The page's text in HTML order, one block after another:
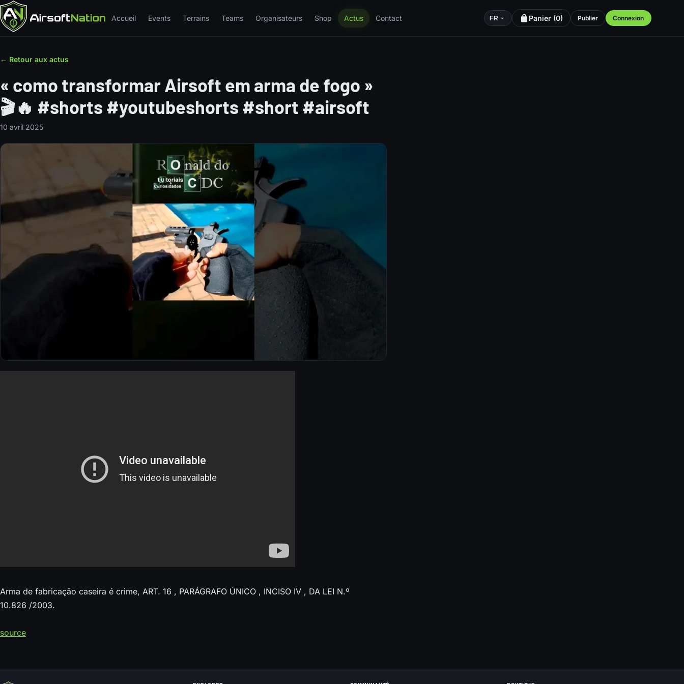
Accueil Events Terrains Teams Organisateurs Shop Actus Contact FR Panier (0) Publier Connexion
← Retour aux actus
« como transformar Airsoft em arma de fogo »
🎬🔥 #shorts #youtubeshorts #short #airsoft
10 avril 2025
Arma de fabricação caseira é crime, ART. 16 , PARÁGRAFO ÚNICO , INCISO IV , DA LEI N.º
10.826 /2003.
source